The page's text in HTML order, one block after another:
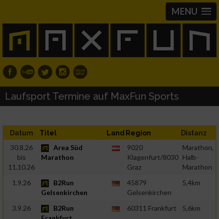
MENU
Laufsport Termine auf MaxFun Sports
Datum Titel Land Region Distanz
30.8.26
bis
11.10.26
Area Süd
Marathon
9020
Klagenfurt/8030
Graz
Marathon,
Halb-
Marathon
1.9.26
B2Run
Gelsenkirchen
45879
Gelsenkirchen
5,4km
3.9.26
B2Run
60311 Frankfurt 5,6km